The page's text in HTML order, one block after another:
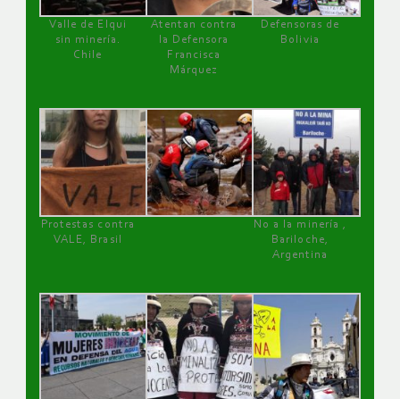
Valle de Elqui
sin minería.
Chile
Atentan contra
la Defensora
Francisca
Márquez
Defensoras de
Bolivia
Protestas contra
VALE, Brasil
No a la minería ,
Bariloche,
Argentina